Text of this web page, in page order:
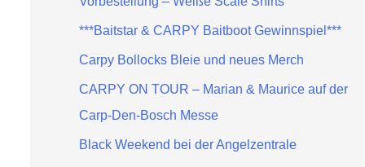
***Baitstar & CARPY Baitboot Gewinnspiel***
Carpy Bollocks Bleie und neues Merch
CARPY ON TOUR – Marian & Maurice auf der
Carp-Den-Bosch Messe
Black Weekend bei der Angelzentrale